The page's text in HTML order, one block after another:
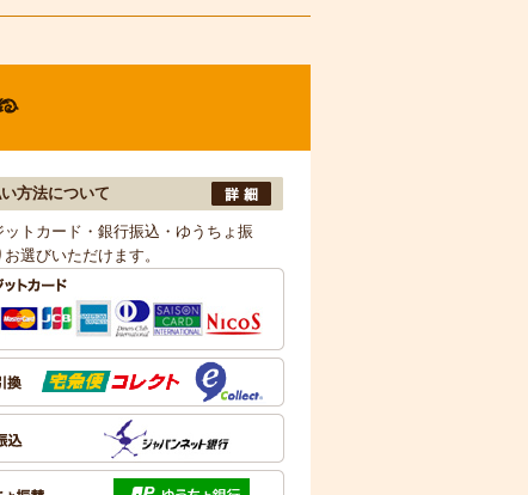
方法について
トカード・銀行振込・ゆうちょ振
選びいただけます。